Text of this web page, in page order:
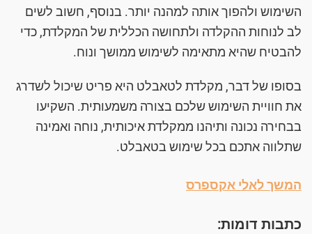
השימוש ולהפוך אותה למהנה יותר. בנוסף, חשוב לשים
לב לנוחות ההקלדה ולתחושה הכללית של המקלדת, כדי
להבטיח שהיא מתאימה לשימוש ממושך ונוח.
בסופו של דבר, מקלדת לטאבלט היא פריט שיכול לשדרג
את חוויית השימוש שלכם בצורה משמעותית. השקיעו
בבחירה נכונה ותיהנו ממקלדת איכותית, נוחה ואמינה
שתלווה אתכם בכל שימוש בטאבלט.
המשך לאלי אקספרס
כתבות דומות: